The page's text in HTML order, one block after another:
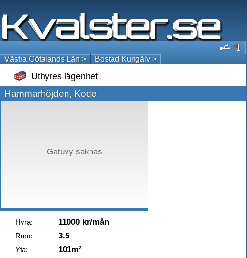
Västra Götalands Län > Bostad Kungälv >
Uthyres lägenhet
Hammarhöjden, Kode
Gatuvy saknas
Hyra: 11000 kr/mån
Rum: 3.5
Yta: 101m²